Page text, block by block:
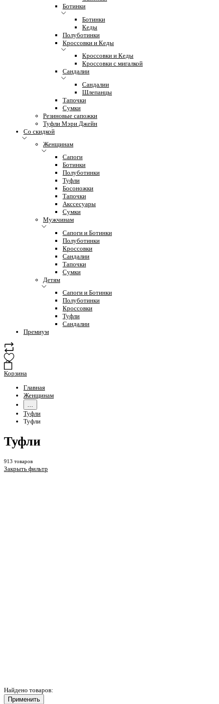
Ботинки
Ботинки
Кеды
Полуботинки
Кроссовки и Кеды
Кроссовки и Кеды
Кроссовки с мигалкой
Сандалии
Сандалии
Шлепанцы
Тапочки
Сумки
Резиновые сапожки
Туфли Мэри Джейн
Со скидкой
Женщинам
Сапоги
Ботинки
Полуботинки
Туфли
Босоножки
Тапочки
Акссесуары
Сумки
Мужчинам
Сапоги и Ботинки
Полуботинки
Кроссовки
Сандалии
Тапочки
Сумки
Детям
Сапоги и Ботинки
Полуботинки
Кроссовки
Туфли
Сандалии
Премиум
Корзина
Главная
Женщинам
...
Туфли
Туфли
Туфли
913 товаров
Закрыть фильтр
Найдено товаров:
Применить